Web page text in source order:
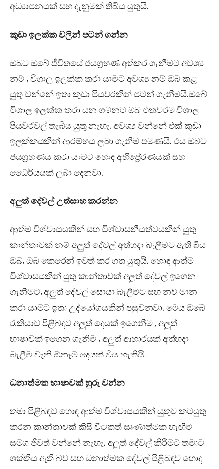
අධ්‍යාපනයක් සහ දැනුමක් තිබිය යුතුයි.
කුඩා ඉලක්ක වලින් පටන් ගන්න
ඔබට ඔබේ ජීවිතයේ ජයග්‍රහණ අත්කර ගැනීමට අවශ්‍ය
නම් , විශාල ඉලක්ක කරා යාමට අවශ්‍ය නම් ඔබ කළ
යුතු වන්නේ ඉතා කුඩා පියවරකින් පටන් ගැනීමයි.ඔබේ
විශාල ඉලක්ක කරා යන ගමනට ඔබ එකවරම විශාල
පියවරවල් තැබිය යුතු නැහැ. අවශ්‍ය වන්නේ එක් කුඩා
ඉලක්කයකින් ආරම්භය ලබා ගැනීම පමණයි. එය ඔබට
ජයග්‍රහණය කරා යාමට හොඳ අභිප්‍රේරණයක් සහ
ධෛර්යයක් ලබා දෙනවා.
අලුත් දේවල් උත්සාහ කරන්න
ආත්ම විශ්වාසයකින් සහ විශ්වාසනීයත්වයකින් යුතු
කාන්තාවක් නම් අලුත් දේවල් අත්හදා බැලීමට ඇති බිය
ඔබ, ඔබ කෙරෙන් ඉවත් කර ගත යුතුයි. හොඳ ආත්ම
විශ්වාසයකින් යුතු කාන්තාවක් අලුත් දේවල් ඉගෙන
ගැනීමට, අලුත් දේවල් සොයා බැලීමට සහ නව මාන
කරා යාමට ඉතා උද්යෝගයකින් පසුවනවා. මෙය ඔබේ
රැකියාව පිළිබඳව අලුත් දෙයක් ඉගෙනීම , අලුත්
භාෂාවක් ඉගෙන ගැනීම , අලුත් ආහාරයක් අත්හදා
බැලීම වැනි ඕනෑම දෙයක් විය හැකියි.
ධනාත්මක භාෂාවක් හුරු වන්න
තමා පිළිබඳව හොඳ ආත්ම විශ්වාසයකින් යුතුව කටයුතු
කරන කාන්තාවක් කිසි විටකත් සෘණාත්මක හැඟීම්
සමග ජීවත් වන්නේ නැහැ. අලුත් දේවල් කිරීමට තමාට
ශක්තිය ඇති බව සහ ධනාත්මක දේවල් පිළිබඳව හොඳ